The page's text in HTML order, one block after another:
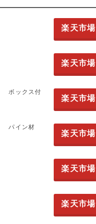
楽天市場
楽天市場
ボックス付
楽天市場
パイン材
楽天市場
楽天市場
楽天市場